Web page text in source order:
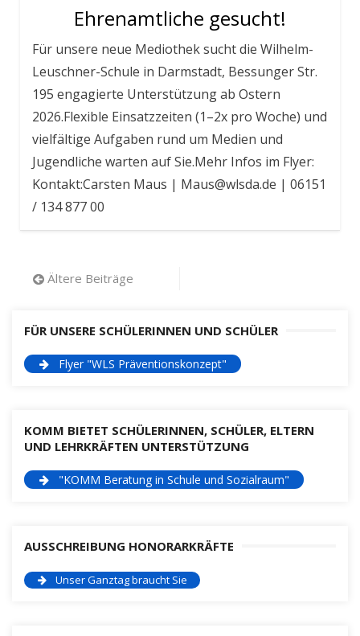
Ehrenamtliche gesucht!
Für unsere neue Mediothek sucht die Wilhelm-
Leuschner-Schule in Darmstadt, Bessunger Str.
195 engagierte Unterstützung ab Ostern
2026.Flexible Einsatzzeiten (1–2x pro Woche) und
vielfältige Aufgaben rund um Medien und
Jugendliche warten auf Sie.Mehr Infos im Flyer:
Kontakt:Carsten Maus | Maus@wlsda.de | 06151
/ 134 877 00
Beitragsnavigation
Ältere Beiträge
FÜR UNSERE SCHÜLERINNEN UND SCHÜLER
Flyer "WLS Präventionskonzept"
KOMM BIETET SCHÜLERINNEN, SCHÜLER, ELTERN
UND LEHRKRÄFTEN UNTERSTÜTZUNG
"KOMM Beratung in Schule und Sozialraum"
AUSSCHREIBUNG HONORARKRÄFTE
Unser Ganztag braucht Sie